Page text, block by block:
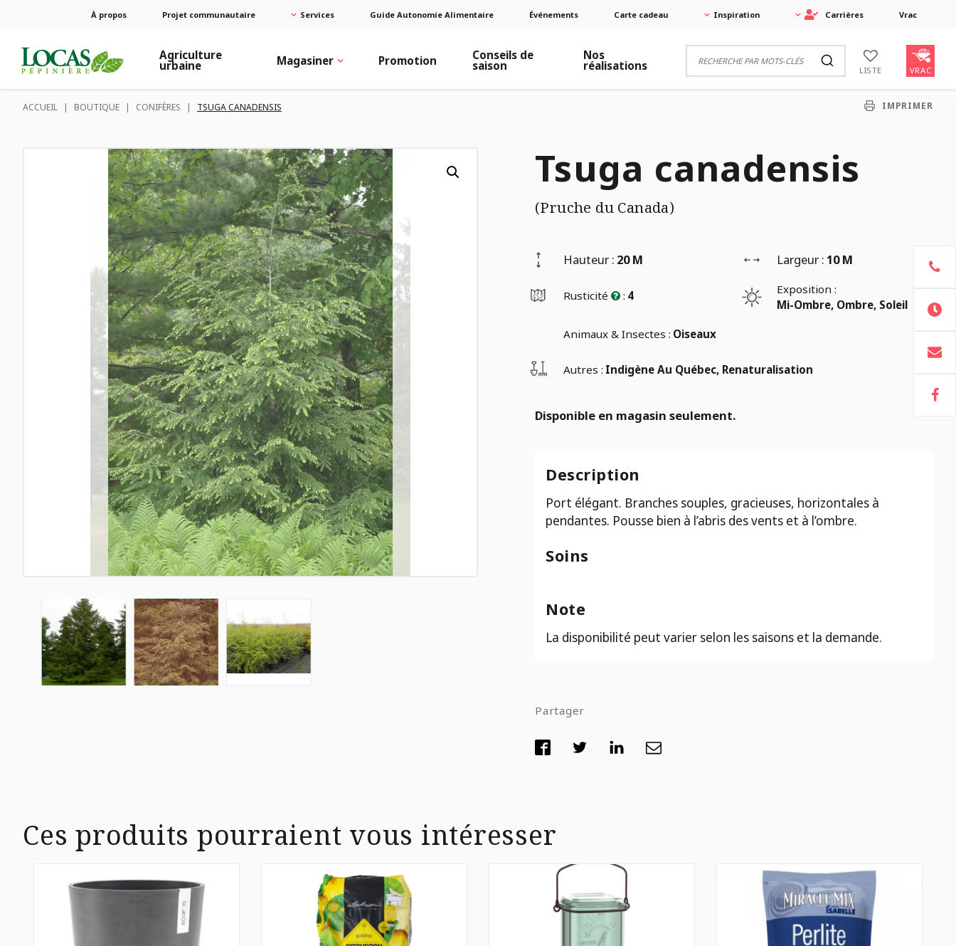
À propos Projet communautaire Services Guide Autonomie Alimentaire Événements Carte cadeau Inspiration Carrières Vrac
Agriculture
urbaine Magasiner Promotion Conseils de
saison
Nos
réalisations LISTE VRAC
ACCUEIL | BOUTIQUE | CONIFÈRES | TSUGA CANADENSIS IMPRIMER
Tsuga canadensis
(Pruche du Canada)
Hauteur : 20 M Largeur :10 M
Rusticité : 4
Exposition :
Mi-Ombre, Ombre, Soleil
Animaux & Insectes : Oiseaux
Autres : Indigène Au Québec, Renaturalisation
Disponible en magasin seulement.
Description
Port élégant. Branches souples, gracieuses, horizontales à
pendantes. Pousse bien à l’abris des vents et à l’ombre.
Soins
Note
La disponibilité peut varier selon les saisons et la demande.
Partager
Ces produits pourraient vous intéresser